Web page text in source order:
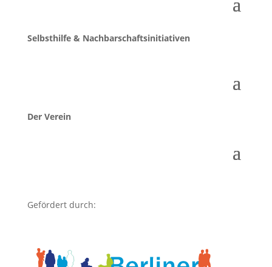
Selbsthilfe & Nachbarschaftsinitiativen
Der Verein
Gefördert durch: